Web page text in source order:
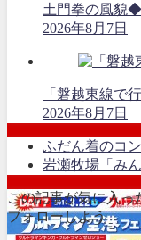
土門拳の風貌
2026年8月7日
「磐越東線で
2026年8月7日
ふだん着のコ
岩瀬牧場「み
この記事が気に入っ
フォローしよう